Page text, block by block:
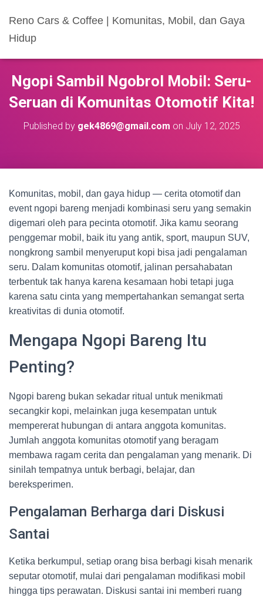
Reno Cars & Coffee | Komunitas, Mobil, dan Gaya
Hidup
Ngopi Sambil Ngobrol Mobil: Seru-
Seruan di Komunitas Otomotif Kita!
Published by gek4869@gmail.com on July 12, 2025
Komunitas, mobil, dan gaya hidup — cerita otomotif dan
event ngopi bareng menjadi kombinasi seru yang semakin
digemari oleh para pecinta otomotif. Jika kamu seorang
penggemar mobil, baik itu yang antik, sport, maupun SUV,
nongkrong sambil menyeruput kopi bisa jadi pengalaman
seru. Dalam komunitas otomotif, jalinan persahabatan
terbentuk tak hanya karena kesamaan hobi tetapi juga
karena satu cinta yang mempertahankan semangat serta
kreativitas di dunia otomotif.
Mengapa Ngopi Bareng Itu
Penting?
Ngopi bareng bukan sekadar ritual untuk menikmati
secangkir kopi, melainkan juga kesempatan untuk
mempererat hubungan di antara anggota komunitas.
Jumlah anggota komunitas otomotif yang beragam
membawa ragam cerita dan pengalaman yang menarik. Di
sinilah tempatnya untuk berbagi, belajar, dan
bereksperimen.
Pengalaman Berharga dari Diskusi
Santai
Ketika berkumpul, setiap orang bisa berbagi kisah menarik
seputar otomotif, mulai dari pengalaman modifikasi mobil
hingga tips perawatan. Diskusi santai ini memberi ruang